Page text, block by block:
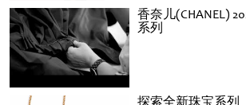
香奈儿(CHANEL)
系列